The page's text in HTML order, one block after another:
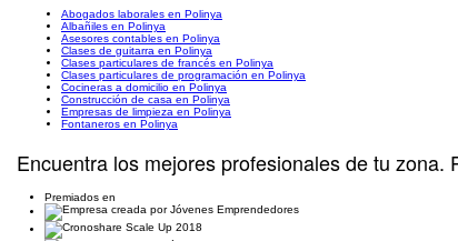
Abogados laborales en Polinya
Albañiles en Polinya
Asesores contables en Polinya
Clases de guitarra en Polinya
Clases particulares de francés en Polinya
Clases particulares de programación en Polinya
Cocineras a domicilio en Polinya
Construcción de casa en Polinya
Empresas de limpieza en Polinya
Fontaneros en Polinya
Encuentra los mejores profesionales de tu zona.
Premiados en